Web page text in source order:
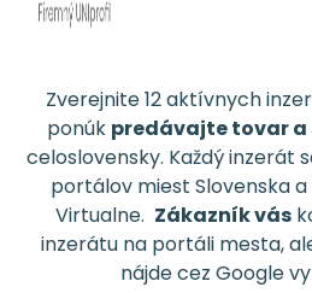
Zverejnite 12 aktívnych
ponúk predávajte tovar a
celoslovensky. Každý inzerát
portálov miest Slovenska
Virtualne. Zákazník vás
inzerátu na portáli mesta,
nájde cez Google